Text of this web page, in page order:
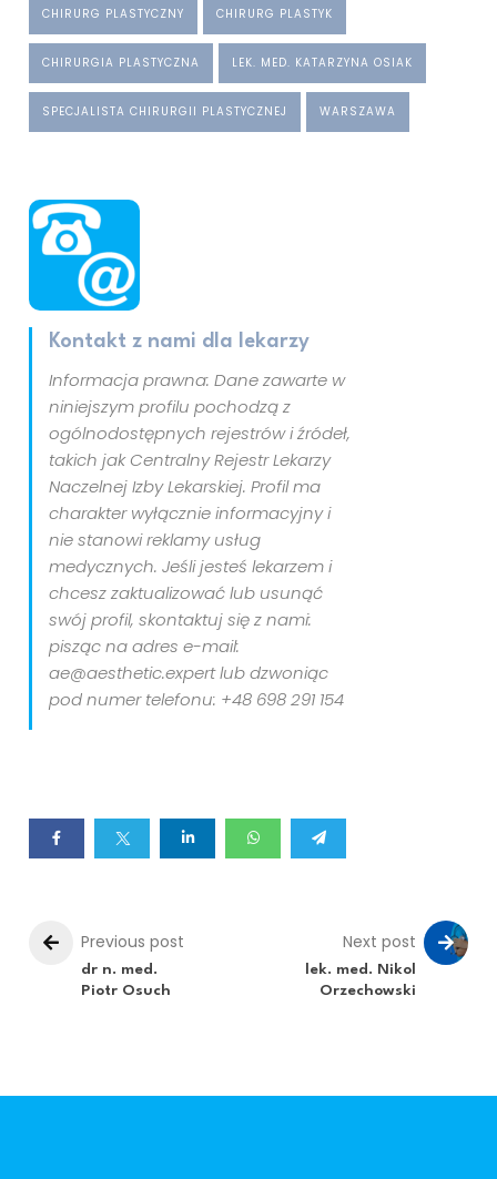
CHIRURG PLASTYCZNY CHIRURG PLASTYK
CHIRURGIA PLASTYCZNA LEK. MED. KATARZYNA OSIAK
SPECJALISTA CHIRURGII PLASTYCZNEJ WARSZAWA
Kontakt z nami dla lekarzy
Informacja prawna: Dane zawarte w
niniejszym profilu pochodzą z
ogólnodostępnych rejestrów i źródeł,
takich jak Centralny Rejestr Lekarzy
Naczelnej Izby Lekarskiej. Profil ma
charakter wyłącznie informacyjny i
nie stanowi reklamy usług
medycznych. Jeśli jesteś lekarzem i
chcesz zaktualizować lub usunąć
swój profil, skontaktuj się z nami:
pisząc na adres e-mail:
ae@aesthetic.expert lub dzwoniąc
pod numer telefonu: +48 698 291 154
Previous post
dr n. med.
Piotr Osuch
Next post
lek. med. Nikol
Orzechowski